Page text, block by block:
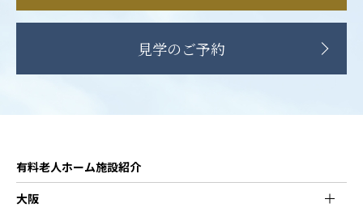
見学のご予約
有料老人ホーム施設紹介
大阪